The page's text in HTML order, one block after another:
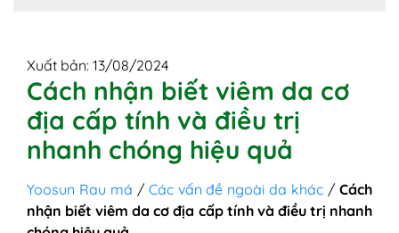
Xuất bản: 13/08/2024
Cách nhận biết viêm da cơ
địa cấp tính và điều trị
nhanh chóng hiệu quả
Yoosun Rau má / Các vấn đề ngoài da khác /Cách
nhận biết viêm da cơ địa cấp tính và điều trị nhanh